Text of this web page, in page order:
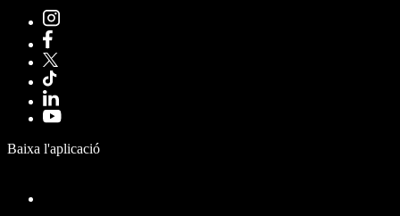
Baixa l'aplicació